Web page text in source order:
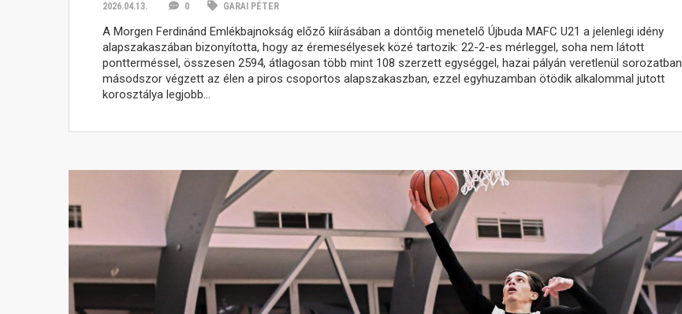
2026.04.13. 0 GARAI PÉTER
A Morgen Ferdinánd Emlékbajnokság előző kiírásában a döntőig menetelő Újbuda MAFC U21 a jelenlegi idény
alapszakaszában bizonyította, hogy az éremesélyesek közé tartozik: 22-2-es mérleggel, soha nem látott
pontterméssel, összesen 2594, átlagosan több mint 108 szerzett egységgel, hazai pályán veretlenül sorozatban
másodszor végzett az élen a piros csoportos alapszakaszban, ezzel egyhuzamban ötödik alkalommal jutott
korosztálya legjobb…